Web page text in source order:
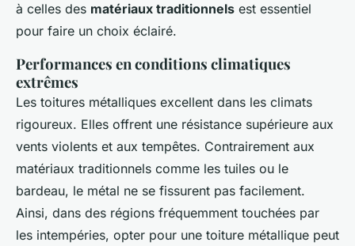
à celles des matériaux traditionnels est essentiel
pour faire un choix éclairé.
Performances en conditions climatiques
extrêmes
Les toitures métalliques excellent dans les climats
rigoureux. Elles offrent une résistance supérieure aux
vents violents et aux tempêtes. Contrairement aux
matériaux traditionnels comme les tuiles ou le
bardeau, le métal ne se fissurent pas facilement.
Ainsi, dans des régions fréquemment touchées par
les intempéries, opter pour une toiture métallique peut